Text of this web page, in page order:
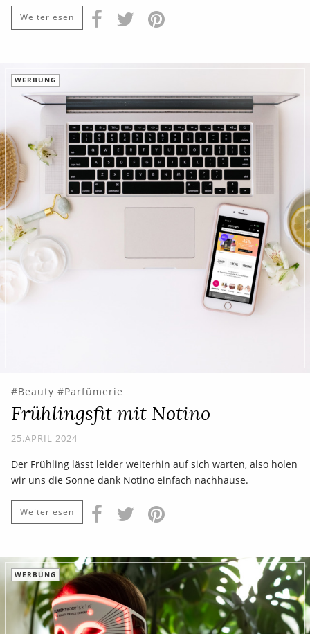
Weiterlesen
WERBUNG
Beauty Parfümerie
Frühlingsfit mit Notino
25.APRIL 2024
Der Frühling lässt leider weiterhin auf sich warten, also holen
wir uns die Sonne dank Notino einfach nachhause.
Weiterlesen
WERBUNG